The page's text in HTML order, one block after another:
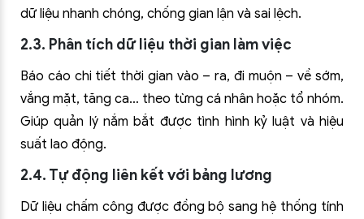
dữ liệu nhanh chóng, chống gian lận và sai lệch.
2.3. Phân tích dữ liệu thời gian làm việc
Báo cáo chi tiết thời gian vào – ra, đi muộn – về sớm,
vắng mặt, tăng ca… theo từng cá nhân hoặc tổ nhóm.
Giúp quản lý nắm bắt được tình hình kỷ luật và hiệu
suất lao động.
2.4. Tự động liên kết với bảng lương
Dữ liệu chấm công được đồng bộ sang hệ thống tính